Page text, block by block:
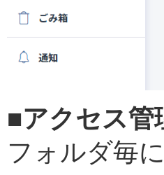
■アクセス管
フォルダ毎